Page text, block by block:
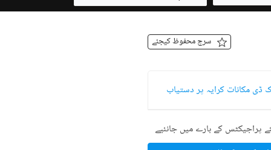
سرچ محفوظ کیجئے
ڈی مکانات کرایہ پر دستیاب
پراجیکٹس کے بارے میں جانئیے